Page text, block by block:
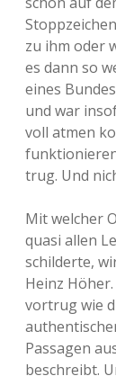
zu ihm oder
es dann so
eines
und war
voll atmen
trug. Und
Mit welcher
quasi allen
schilderte,
Heinz
vortrug wie
Passagen
beschreibt.